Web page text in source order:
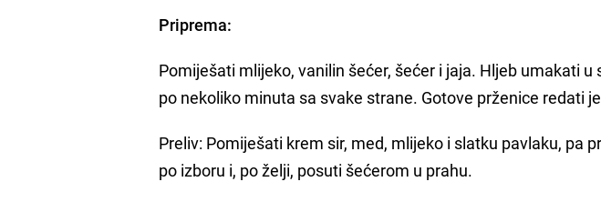
Priprema:
Pomiješati mlijeko, vanilin šećer, šećer i jaja. Hljeb umakati
po nekoliko minuta sa svake strane. Gotove prženice redati
Preliv: Pomiješati krem sir, med, mlijeko i slatku pavlaku, pa
po izboru i, po želji, posuti šećerom u prahu.